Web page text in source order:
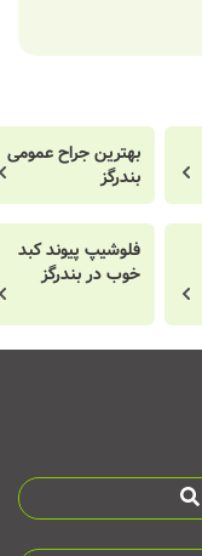
بهترین جراح عمومی
بندرگز
فلوشیپ پیوند کبد
خوب در بندرگز